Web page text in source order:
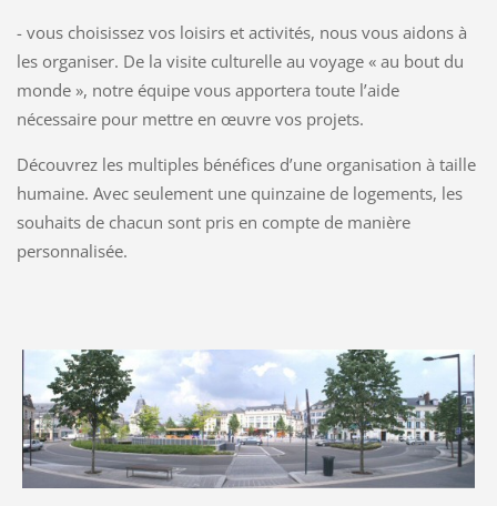
- vous choisissez vos loisirs et activités, nous vous aidons à
les organiser. De la visite culturelle au voyage « au bout du
monde », notre équipe vous apportera toute l’aide
nécessaire pour mettre en œuvre vos projets.
Découvrez les multiples bénéfices d’une organisation à taille
humaine. Avec seulement une quinzaine de logements, les
souhaits de chacun sont pris en compte de manière
personnalisée.